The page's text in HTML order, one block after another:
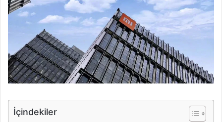
İçindekiler